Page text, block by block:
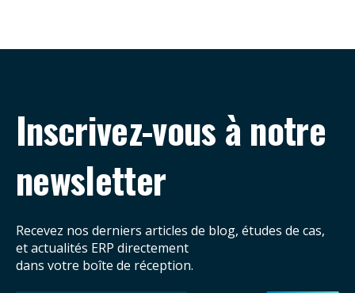
Inscrivez-vous à notre
newsletter
Recevez nos derniers articles de blog, études de cas,
et actualités ERP directement
dans votre boîte de réception.